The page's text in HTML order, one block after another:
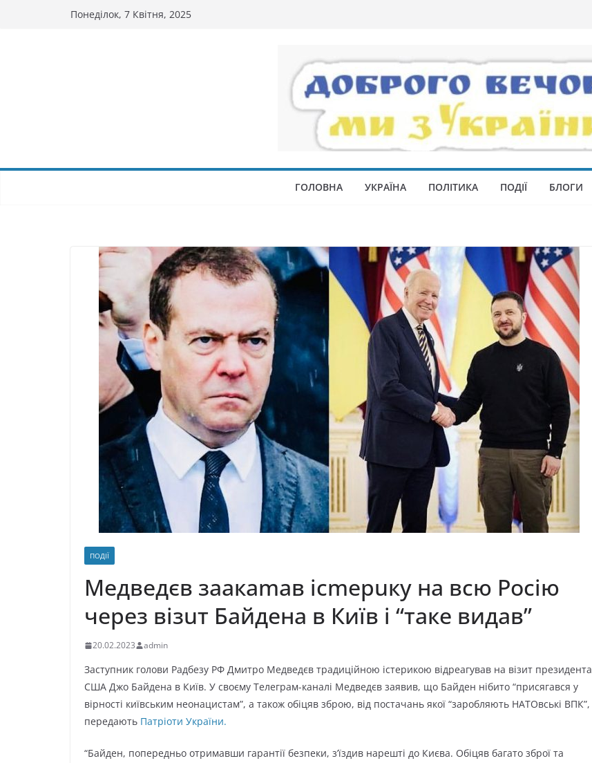
Понеділок, 7 Квітня, 2025
ГОЛОВНА УКРАЇНА ПОЛІТИКА ПОДІЇ БЛОГИ
ПОДІЇ
Медведєв зaaкamaв iсmepuкy нa вcю Рociю
через візuт Бaйдeнa в Київ і “таке видав”
20.02.2023 admin
Заступник голови Радбезу РФ Дмитро Медведєв традиційною істерикою відреагував на візит президента
США Джо Байдена в Київ. У своєму Телеграм-каналі Медведєв заявив, що Байден нібито “присягався у
вірності київським неонацистам”, а також обіцяв зброю, від постачань якої “заробляють НАТОвські ВПК”,
передають Патріоти України.
“Байден, попередньо отримавши гарантії безпеки, з’їздив нарешті до Києва. Обіцяв багато зброї та